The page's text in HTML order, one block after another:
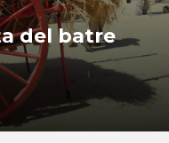
del batre